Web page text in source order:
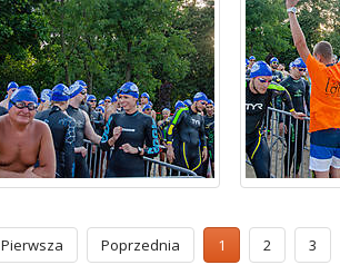
Pierwsza Poprzednia 1 2 3